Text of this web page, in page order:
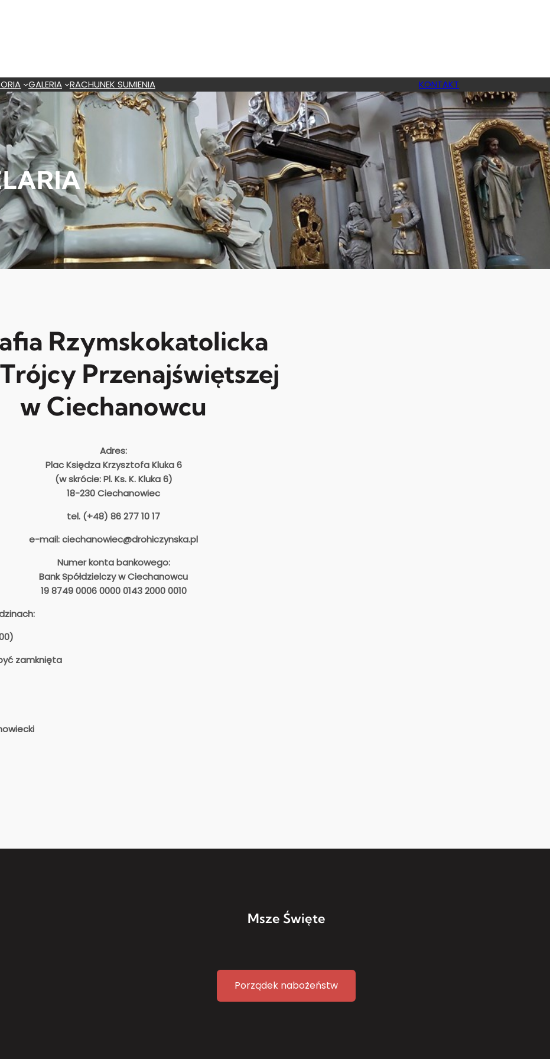
GALERIA RACHUNEK SUMIENIA KONTAKT
Rzymskokatolicka
Przenajświętszej
w Ciechanowcu
Adres:
Plac Księdza Krzysztofa Kluka 6
(w skrócie: Pl. Ks. K. Kluka 6)
18-230 Ciechanowiec
tel. (+48) 86 277 10 17
e-mail: ciechanowiec@drohiczynska.pl
Numer konta bankowego:
Bank Spółdzielczy w Ciechanowcu
19 8749 0006 0000 0143 2000 0010
zamknięta
Msze Święte
Porządek nabożeństw